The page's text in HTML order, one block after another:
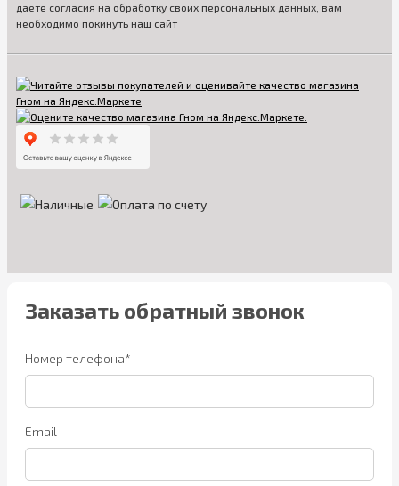
даете согласия на обработку своих персональных данных, вам
необходимо покинуть наш сайт
Заказать обратный звонок
Номер телефона*
Email